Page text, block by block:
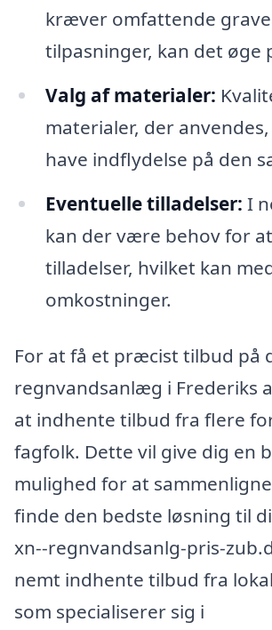
kræver omfattende
tilpasninger, kan det øge
Valg af materialer:
materialer, der
have indflydelse på den
Eventuelle tilladelser: I
kan der være behov for
tilladelser, hvilket kan
omkostninger.
For at få et præcist tilbud på
regnvandsanlæg i Frederiks
at indhente tilbud fra flere
fagfolk. Dette vil give dig en
mulighed for at
finde den bedste løsning til
xn--regnvandsanlg-pris-
nemt indhente tilbud fra
som specialiserer sig i